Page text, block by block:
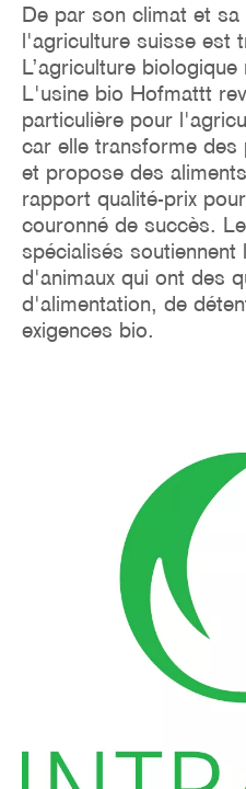
De par son climat et sa
l'agriculture suisse est
L’agriculture
L'usine bio Hofmattt
particulière pour
car elle transforme
et propose des
rapport qualité-prix
couronné de succès.
spécialisés soutiennent
d'animaux qui ont des
d'alimentation, de
exigences bio.